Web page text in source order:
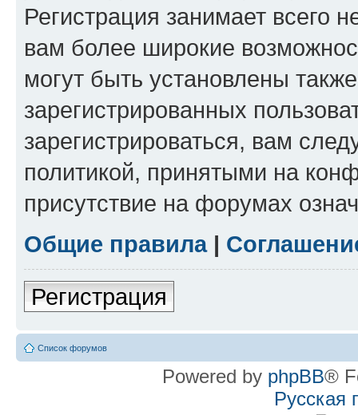
Регистрация занимает всего
вам более широкие
могут быть установлены
зарегистрированных
зарегистрироваться, вам
политикой, принятыми на
присутствие на форумах
Общие правила|
Регистрация
Список форумов
Powered by phpBB®
Русская